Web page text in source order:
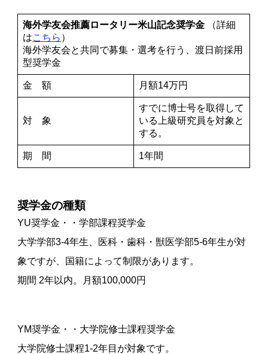
海外学友会推薦ロータリー米山記念奨学金
（詳細
はこちら ）
海外学友会と共同で募集・選考を行う、渡日前採用
型奨学金
金 額 月額14万円
対 象
すでに博士号を取得して
いる上級研究員を対象と
する。
期 間 1年間
奨学金の種類
YU奨学金・・学部課程奨学金
大学学部3-4年生、医科・歯科・獣医学部5-6年生が対
象ですが、国籍によって制限があります。
期間 2年以内。月額100,000円
YM奨学金・・大学院修士課程奨学金
大学院修士課程1-2年目が対象です。